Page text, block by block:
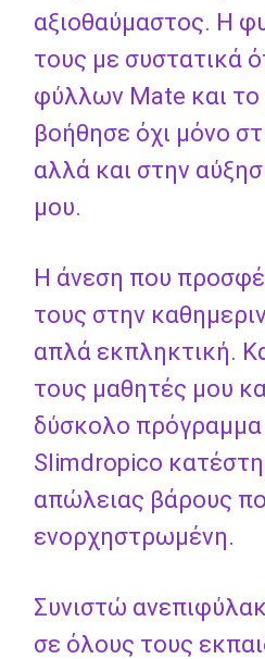
αξιοθαύμαστος. Η
τους με συστατικά
φύλλων Mate και το
βοήθησε όχι μόνο
αλλά και στην
μου.
Η άνεση που
τους στην
απλά εκπληκτική.
τους μαθητές μου
δύσκολο πρόγραμμα
Slimdropico
απώλειας βάρους
ενορχηστρωμένη.
Συνιστώ
σε όλους τους